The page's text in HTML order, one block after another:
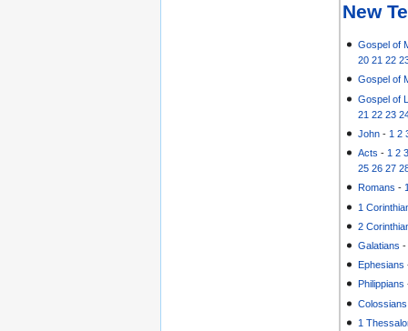
New
Gospel of
20 21 22
Gospel of
Gospel of
21 22 23
John - 1 2
Acts - 1 2
25 26 27
Romans -
1
2
Galatians
Ephesians
Philippians
Colossians
1